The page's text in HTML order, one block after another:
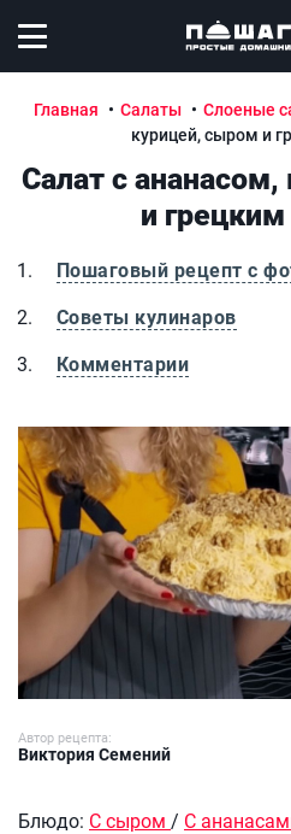
Открыть меню
Главная Салаты Слоеные
курицей, сыром и
Салат с
и
Пошаговый рецепт с
Советы кулинаров
Комментарии
Салат с ананасом, курицей,
Автор рецепта:
Виктория Семений
Блюдо: С сыром / С